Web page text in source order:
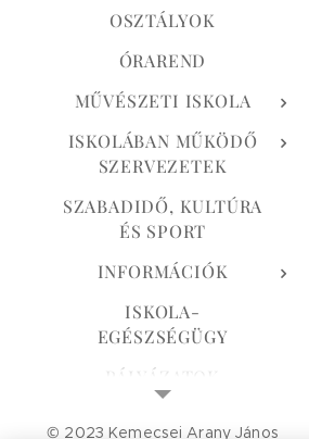
OSZTÁLYOK
ÓRAREND
MŰVÉSZETI ISKOLA
ISKOLÁBAN MŰKÖDŐ
SZERVEZETEK
SZABADIDŐ, KULTÚRA
ÉS SPORT
INFORMÁCIÓK
ISKOLA-
EGÉSZSÉGÜGY
PÁLYÁZATOK
© 2023 Kemecsei Arany János